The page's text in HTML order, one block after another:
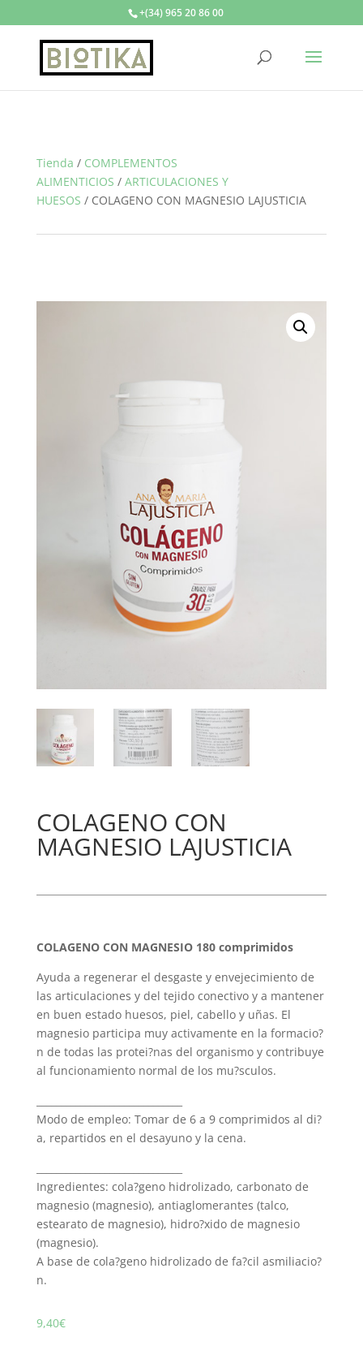
+(34) 965 20 86 00
Tienda / COMPLEMENTOS
ALIMENTICIOS / ARTICULACIONES Y
HUESOS / COLAGENO CON MAGNESIO LAJUSTICIA
COLAGENO CON
MAGNESIO LAJUSTICIA
COLAGENO CON MAGNESIO 180 comprimidos
Ayuda a regenerar el desgaste y envejecimiento de
las articulaciones y del tejido conectivo y a mantener
en buen estado huesos, piel, cabello y uñas. El
magnesio participa muy activamente en la formacio?
n de todas las protei?nas del organismo y contribuye
al funcionamiento normal de los mu?sculos.
Modo de empleo: Tomar de 6 a 9 comprimidos al di?
a, repartidos en el desayuno y la cena.
Ingredientes: cola?geno hidrolizado, carbonato de
magnesio (magnesio), antiaglomerantes (talco,
estearato de magnesio), hidro?xido de magnesio
(magnesio).
A base de cola?geno hidrolizado de fa?cil asmiliacio?
n.
9,40€